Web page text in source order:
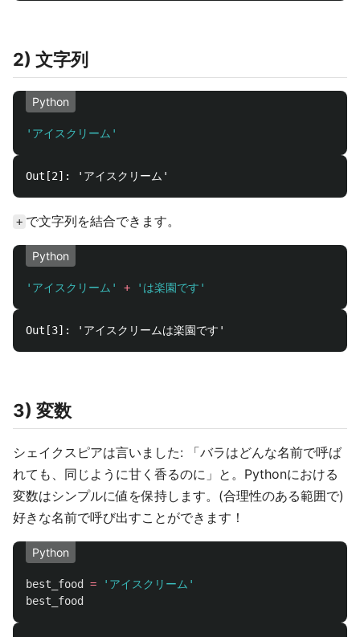
2) 文字列
Python
' アイスクリーム '
+ で文字列を結合できます。
Python
' アイスクリーム ' + ' は楽園です '
3) 変数
シェイクスピアは言いました: 「バラはどんな名前で呼ば
れても、同じように甘く香るのに」と。Pythonにおける
変数はシンプルに値を保持します。(合理性のある範囲で)
好きな名前で呼び出すことができます！
Python
best_food = ' アイスクリーム '
best_food